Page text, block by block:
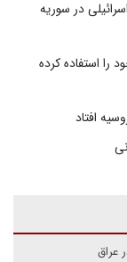
در سوریه
خود را استفاده کرده
افتاد
عراق